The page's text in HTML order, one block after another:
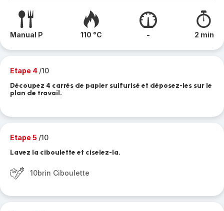
Manual P 110 °C - 2 min
Etape 4 /10
Découpez 4 carrés de papier sulfurisé et déposez-les sur le
plan de travail.
Etape 5 /10
Lavez la ciboulette et ciselez-la.
10brin Ciboulette